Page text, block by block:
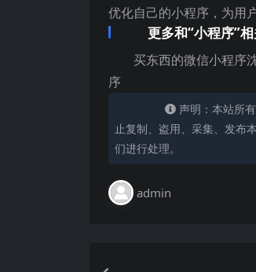
优化自己的小程序，为用
更多和“小程序”
买东西的微信小程序
序
声明：本站所
止复制、盗用、采集、发布
们进行处理。
admin